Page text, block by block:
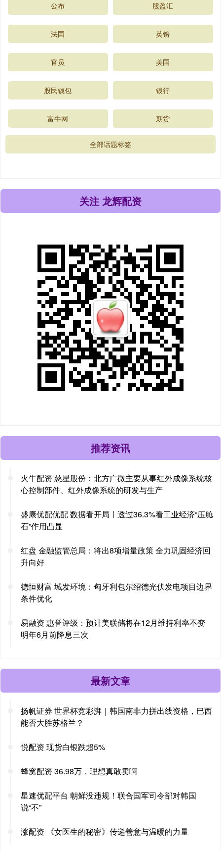
公布 股盈汇
法国 英镑
官员 美国
股民钱包 银行
富牛网 期货
全部话题标签
关注 龙辉配资
推荐资讯
火牛配资 慈星股份：北方广微主要从事红外成像系统核
心控制部件、红外成像系统的研发与生产
盛康优配优配 数据看开局丨透过36.3%看工业经济“压舱
石”作用凸显
红盘 金融监管总局：将出8项增量政策 全力巩固经济回
升向好
德恒财富 城发环境：匈牙利包尔绍德光伏发电项目边界
条件优化
易融资 惠誉评级：预计美联储将在12月维持利率不变
明年6月前降息三次
最新文章
扬帆证券 世界杯竞彩湃｜韩国南非力拼出线资格，巴西
能否大胜苏格兰？
悦配资 现货白银跌超5%
蜂窝配资 36.98万，理想真敢卖啊
星速优配平台 朝鲜没违规！联合国军司令部对韩国
说“不”
涨配资 《女医生的秘密》传递善意与温暖的力量